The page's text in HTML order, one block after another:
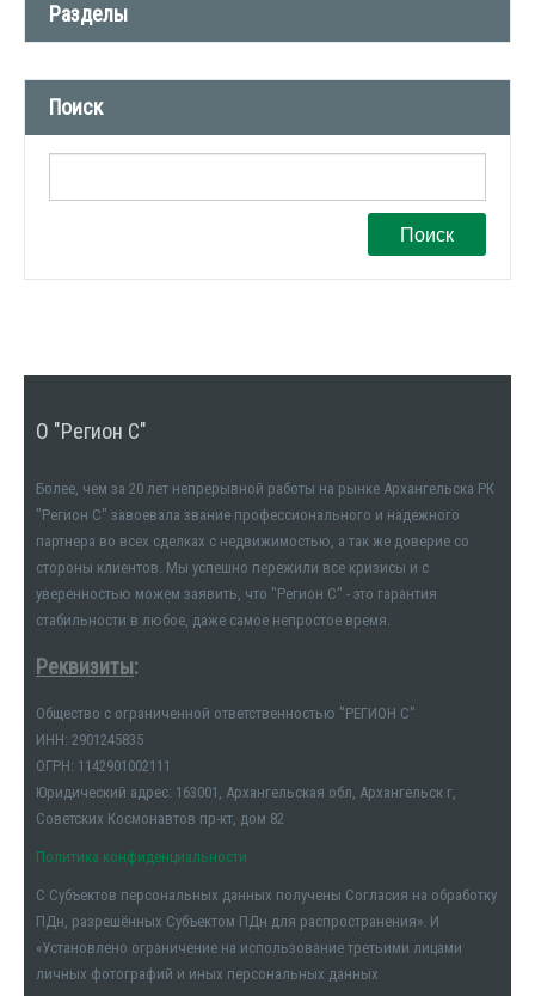
Разделы
Новости компании (509)
СМИ о нас (1)
Поиск
Поиск
О "Регион С"
Более, чем за 20 лет непрерывной работы на рынке Архангельска РК
"Регион С" завоевала звание профессионального и надежного
партнера во всех сделках с недвижимостью, а так же доверие со
стороны клиентов. Мы успешно пережили все кризисы и с
уверенностью можем заявить, что "Регион С" - это гарантия
стабильности в любое, даже самое непростое время.
Реквизиты:
Общество с ограниченной ответственностью "РЕГИОН С"
ИНН: 2901245835
ОГРН: 1142901002111
Юридический адрес: 163001, Архангельская обл, Архангельск г,
Советских Космонавтов пр-кт, дом 82
Политика конфиденциальности
С Субъектов персональных данных получены Согласия на обработку
ПДн, разрешённых Субъектом ПДн для распространения». И
«Установлено ограничение на использование третьими лицами
личных фотографий и иных персональных данных